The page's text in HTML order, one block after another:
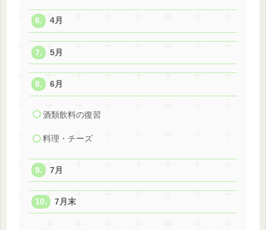
4月
5月
6月
酒類飲料の復習
料理・チーズ
7月
7月末